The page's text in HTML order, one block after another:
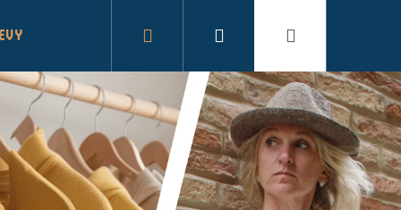
Přihlášení
košík